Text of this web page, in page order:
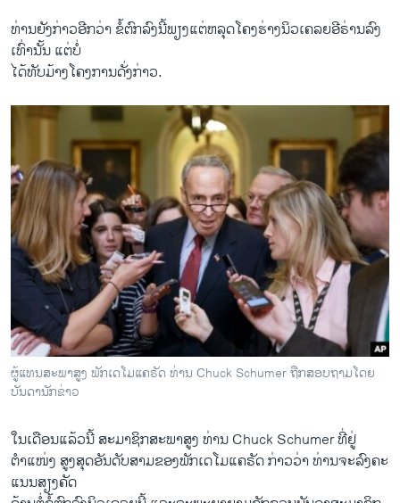
ທ່ານ​ຍັງ​ກ່າວ​ອີກ​ວ່າ ຂໍ້​ຕົກລົງນີ້​ພຽງ​ແຕ່ຫລຸດໂຄງ​ຮ່າງ​ນິວ​ເຄລຍອີຣ່ານລົງ
ເທົ່ານັ້ນ ​ແຕ່ບໍ່​
ໄດ້​ທັບ​ມ້າງໂຄງການດັ່ງກ່າວ.
ຜູ້ແທນສະພາສູງ ພັກເດໂມແຄຣັດ ທ່ານ Chuck Schumer ຖືກສອບຖາມໂດຍ
ບັນດານັກຂ່າວ
ໃນ​ເດືອນ​ແລ້ວ​ນີ້ ສະມາຊິກ​ສະພາ​ສູງ ທ່ານ Chuck Schumer ທີ່ຢູ່​
ຕຳແໜ່ງ ສູງ​ສຸດ​ອັນ​ດັບ​ສາມ​ຂອງ​ພັກເດໂມ​ແຄຣັດ ກ່າວ​ວ່າ ທ່ານ​ຈະ​ລົງ​ຄະ​
ແນນ​ສຽງ​ຄັດ